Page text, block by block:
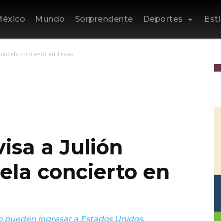
Mundo Sorprendente Deportes
concierto en Texas
a Julión
concierto en
ingresar a Estados Unidos.